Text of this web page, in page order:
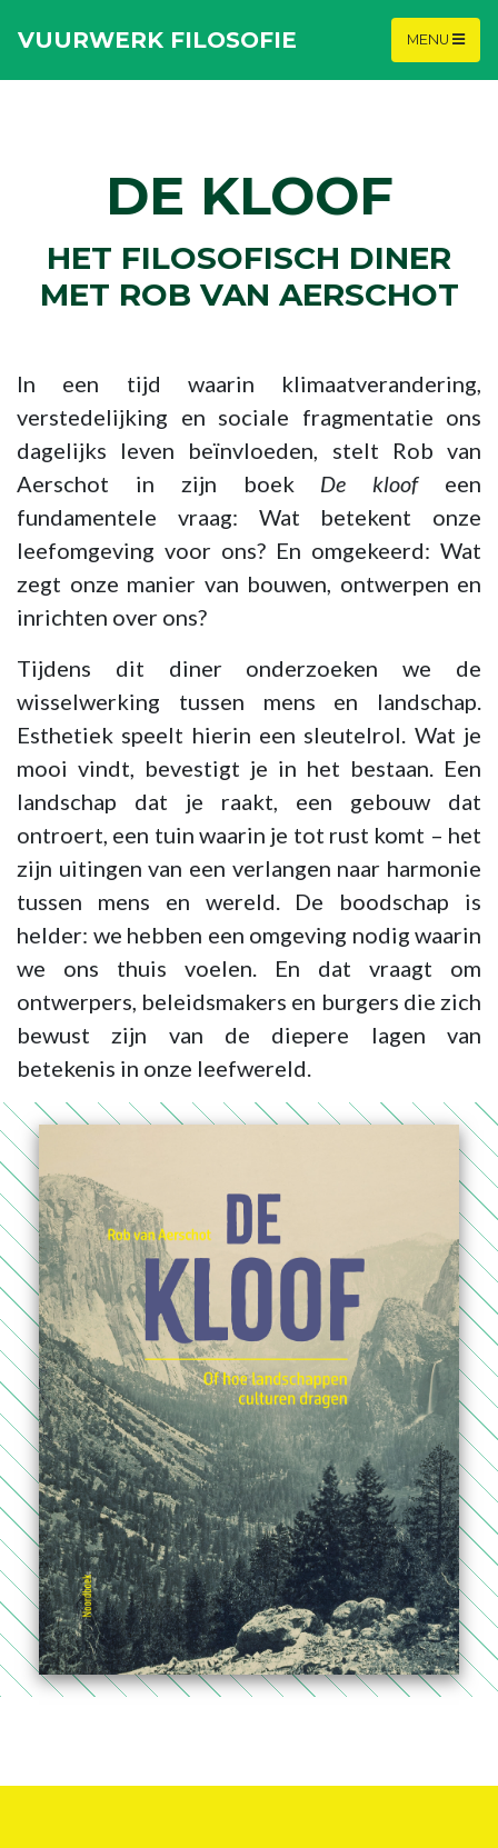
VUURWERK FILOSOFIE MENU
DE KLOOF
HET FILOSOFISCH DINER
MET ROB VAN AERSCHOT
In een tijd waarin klimaatverandering,
verstedelijking en sociale fragmentatie ons
dagelijks leven beïnvloeden, stelt Rob van
Aerschot in zijn boek De kloofeen
fundamentele vraag: Wat betekent onze
leefomgeving voor ons? En omgekeerd: Wat
zegt onze manier van bouwen, ontwerpen en
inrichten over ons?
Tijdens dit diner onderzoeken we de
wisselwerking tussen mens en landschap.
Esthetiek speelt hierin een sleutelrol. Wat je
mooi vindt, bevestigt je in het bestaan. Een
landschap dat je raakt, een gebouw dat
ontroert, een tuin waarin je tot rust komt – het
zijn uitingen van een verlangen naar harmonie
tussen mens en wereld. De boodschap is
helder: we hebben een omgeving nodig waarin
we ons thuis voelen. En dat vraagt om
ontwerpers, beleidsmakers en burgers die zich
bewust zijn van de diepere lagen van
betekenis in onze leefwereld.